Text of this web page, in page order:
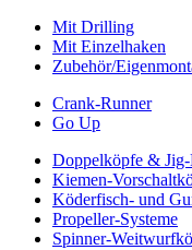
Mit Drilling
Mit Einzelhaken
Zubehör/
Crank-Runner
Go Up
Doppelköpfe &
Kiemen-
Köderfisch- und
Propeller-Systeme
Spinner-